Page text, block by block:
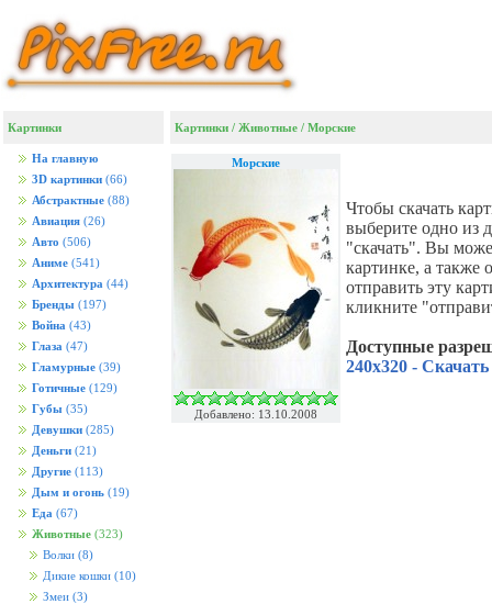
Картинки
На главную
3D картинки (66)
Абстрактные (88)
Авиация (26)
Авто (506)
Аниме (541)
Архитектура (44)
Бренды (197)
Война (43)
Глаза (47)
Гламурные (39)
Готичные (129)
Губы (35)
Девушки (285)
Деньги (21)
Другие (113)
Дым и огонь (19)
Еда (67)
Животные (323)
Волки (8)
Дикие кошки (10)
Змеи (3)
Картинки / Животные / Морские
Морские
Добавлено: 13.10.2008
Чтобы скачать
выберите одно из
"скачать". Вы
картинке, а также
отправить эту
кликните
Доступные
240x320 - Скачать